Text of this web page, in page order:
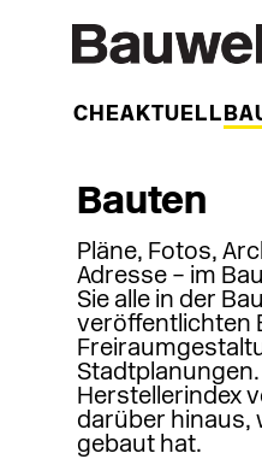
WOCHEAKTUELL
Bauten
Pläne, Fotos,
Adresse – im
Sie alle in der
veröffentlichten
Stadtplanungen.
Herstellerindex
darüber hinaus,
gebaut hat.